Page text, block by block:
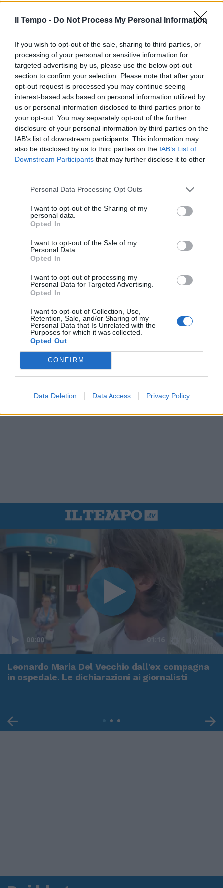
Il Tempo - Do Not Process My Personal Information
If you wish to opt-out of the sale, sharing to third parties, or
processing of your personal or sensitive information for
targeted advertising by us, please use the below opt-out
section to confirm your selection. Please note that after your
opt-out request is processed you may continue seeing
interest-based ads based on personal information utilized by
us or personal information disclosed to third parties prior to
your opt-out. You may separately opt-out of the further
disclosure of your personal information by third parties on the
IAB’s list of downstream participants. This information may
also be disclosed by us to third parties on the IAB’s List of
Downstream Participants that may further disclose it to other
Personal Data Processing Opt Outs
I want to opt-out of the Sharing of my
personal data.
Opted In
I want to opt-out of the Sale of my
Personal Data.
Opted In
I want to opt-out of processing my
Personal Data for Targeted Advertising.
Opted In
I want to opt-out of Collection, Use,
Retention, Sale, and/or Sharing of my
Personal Data that Is Unrelated with the
Purposes for which it was collected.
Opted Out
CONFIRM
Data Deletion Data Access Privacy Policy
In evidenza
00:00 01:16
Leonardo Maria Del Vecchio dall'ex compagna
in ospedale. Le dichiarazioni ai giornalisti